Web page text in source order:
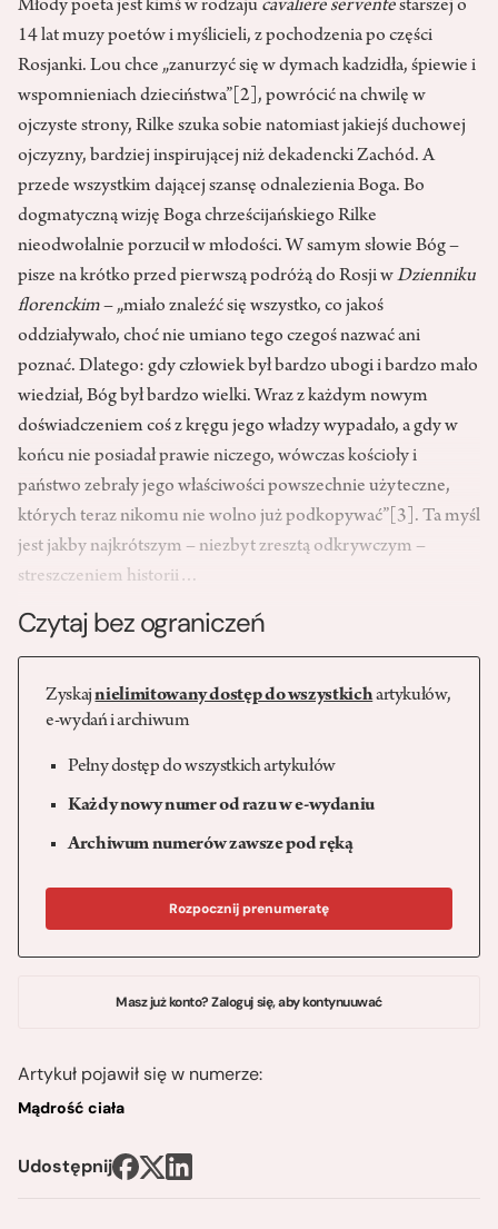
Młody poeta jest kimś w rodzaju cavaliere serventestarszej o
14 lat muzy poetów i myślicieli, z pochodzenia po części
Rosjanki. Lou chce „zanurzyć się w dymach kadzidła, śpiewie i
wspomnieniach dzieciństwa” [2] , powrócić na chwilę w
ojczyste strony, Rilke szuka sobie natomiast jakiejś duchowej
ojczyzny, bardziej inspirującej niż dekadencki Zachód. A
przede wszystkim dającej szansę odnalezienia Boga. Bo
dogmatyczną wizję Boga chrześcijańskiego Rilke
nieodwołalnie porzucił w młodości. W samym słowie Bóg –
pisze na krótko przed pierwszą podróżą do Rosji wDzienniku
florenckim– „miało znaleźć się wszystko, co jakoś
oddziaływało, choć nie umiano tego czegoś nazwać ani
poznać. Dlatego: gdy człowiek był bardzo ubogi i bardzo mało
wiedział, Bóg był bardzo wielki. Wraz z każdym nowym
doświadczeniem coś z kręgu jego władzy wypadało, a gdy w
końcu nie posiadał prawie niczego, wówczas kościoły i
państwo zebrały jego właściwości powszechnie użyteczne,
których teraz nikomu nie wolno już podkopywać” [3] . Ta myśl
jest jakby najkrótszym – niezbyt zresztą odkrywczym –
streszczeniem historii…
Czytaj bez ograniczeń
Zyskajnielimitowany dostęp do wszystkichartykułów,
e-wydań i archiwum
Pełny dostęp do wszystkich artykułów
Każdy nowy numer od razu w e-wydaniu
Archiwum numerów zawsze pod ręką
Rozpocznij prenumeratę
Masz już konto? Zaloguj się, aby kontynuuwać
Artykuł pojawił się w numerze:
Mądrość ciała
Udostępnij